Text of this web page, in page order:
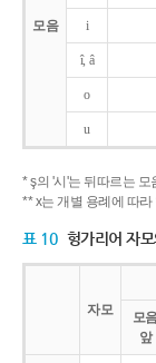
모음 i
î, â
o
u
* ş의 '시'는 뒤따르는
** x는 개별 용례에 따
표 10 헝가리어 자
자모
모
앞